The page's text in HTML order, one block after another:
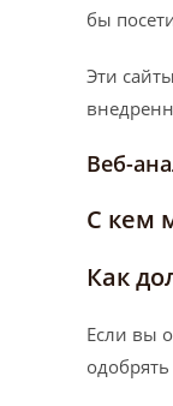
бы
Эти
Веб-
С кем
Как
Если вы